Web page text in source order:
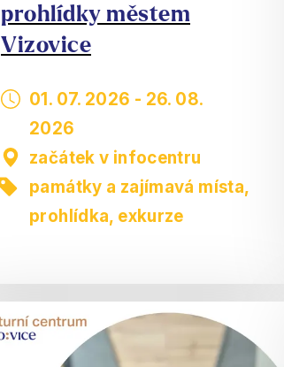
prohlídky městem
Vizovice
01. 07. 2026 - 26. 08.
2026
začátek v infocentru
památky a zajímavá místa,
prohlídka, exkurze